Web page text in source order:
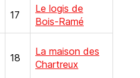
17
Le logis de
Bois-Ramé
18
La maison des
Chartreux